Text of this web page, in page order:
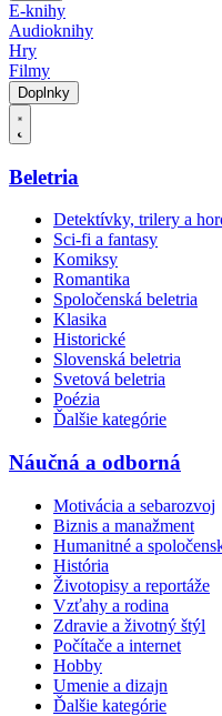
E-knihy
Audioknihy
Hry
Filmy
Doplnky
Beletria
Detektívky, trilery a
Sci-fi a fantasy
Komiksy
Romantika
Spoločenská beletria
Klasika
Historické
Slovenská beletria
Svetová beletria
Poézia
Ďalšie kategórie
Náučná a odborná
Motivácia a sebarozvoj
Biznis a manažment
Humanitné a
História
Životopisy a reportáže
Vzťahy a rodina
Zdravie a životný štýl
Počítače a internet
Hobby
Umenie a dizajn
Ďalšie kategórie